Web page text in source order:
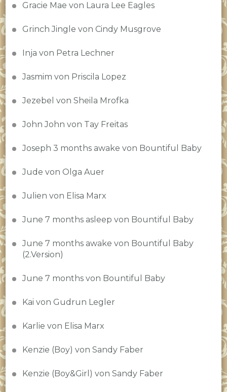
Gracie Mae von Laura Lee Eagles
Grinch Jingle von Cindy Musgrove
Inja von Petra Lechner
Jasmim von Priscila Lopez
Jezebel von Sheila Mrofka
John John von Tay Freitas
Joseph 3 months awake von Bountiful Baby
Jude von Olga Auer
Julien von Elisa Marx
June 7 months asleep von Bountiful Baby
June 7 months awake von Bountiful Baby
(2.Version)
June 7 months von Bountiful Baby
Kai von Gudrun Legler
Karlie von Elisa Marx
Kenzie (Boy) von Sandy Faber
Kenzie (Boy&Girl) von Sandy Faber